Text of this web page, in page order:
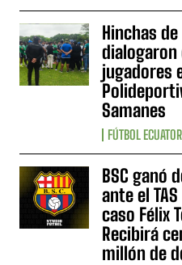
Hinchas
dialogaron
jugadores
Samanes
FÚTBOL
BSC ganó
ante el
caso Félix
Recibirá
millón de